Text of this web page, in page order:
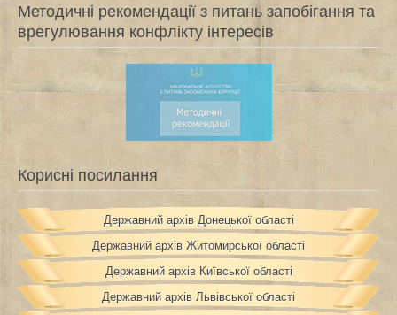
Методичні рекомендації з питань запобігання та
врегулювання конфлікту інтересів
Корисні посилання
Державний архів Донецької області
Державний архів Житомирської області
Державний архів Київської області
Державний архів Львівської області